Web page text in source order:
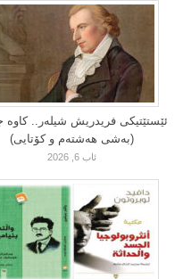
ئێستێتیکی فریدریش شیلەر.. کاوە
(بەشی هەشتەم و کۆتایی)
ئاب 6, 2026